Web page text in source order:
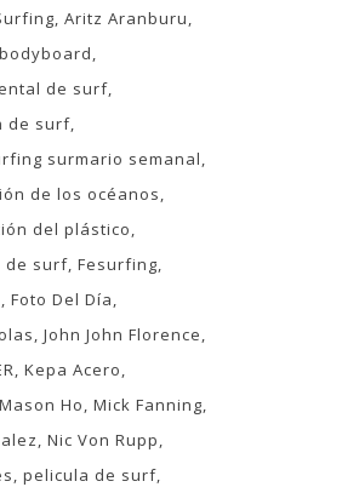
Aritz Aranburu
bodyboard
de surf
de surf
surmario semanal
de los océanos
del plástico
de surf Fesurfing
Foto Del Día
John John Florence
Kepa Acero
Mason Ho Mick Fanning
Nic Von Rupp
pelicula de surf